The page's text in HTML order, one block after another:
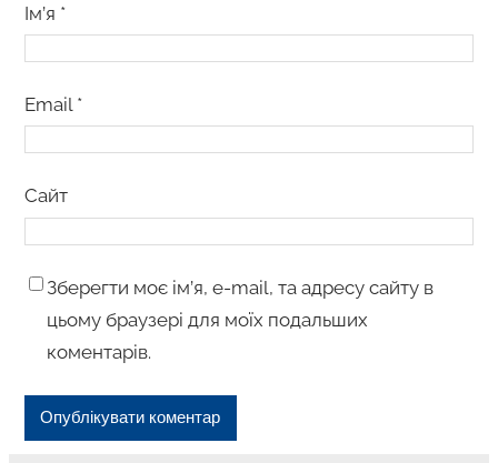
Ім’я *
Email *
Сайт
Зберегти моє ім’я, e-mail, та адресу сайту в
цьому браузері для моїх подальших
коментарів.